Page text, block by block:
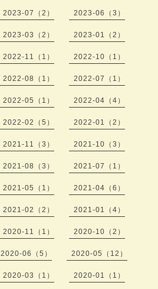
2023-07（2） 2023-06（3）
2023-03（2） 2023-01（2）
2022-11（1） 2022-10（1）
2022-08（1） 2022-07（1）
2022-05（1） 2022-04（4）
2022-02（5） 2022-01（2）
2021-11（3） 2021-10（3）
2021-08（3） 2021-07（1）
2021-05（1） 2021-04（6）
2021-02（2） 2021-01（4）
2020-11（1） 2020-10（2）
2020-06（5） 2020-05（12）
2020-03（1） 2020-01（1）